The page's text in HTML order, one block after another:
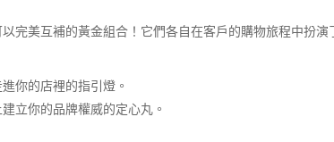
完美互補的黃金組合！它們各自在客戶的購物旅程中扮演
你的店裡的指引燈。
立你的品牌權威的定心丸。